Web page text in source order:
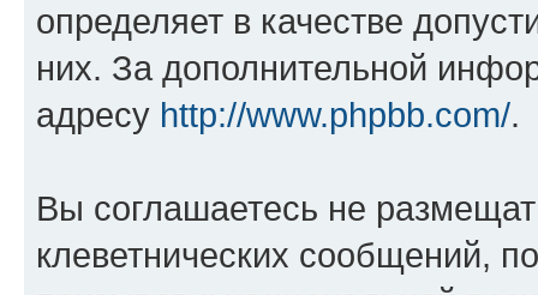
определяет в качестве
них. За дополнительной
адресу http://www.phpbb.com/.
Вы соглашаетесь не
клеветнических сообщений,